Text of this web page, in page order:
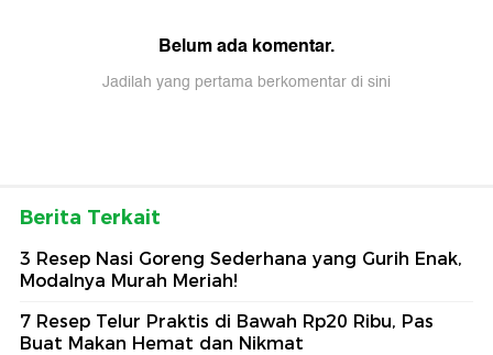
Belum ada komentar.
Jadilah yang pertama berkomentar di sini
Berita Terkait
3 Resep Nasi Goreng Sederhana yang Gurih Enak,
Modalnya Murah Meriah!
7 Resep Telur Praktis di Bawah Rp20 Ribu, Pas
Buat Makan Hemat dan Nikmat